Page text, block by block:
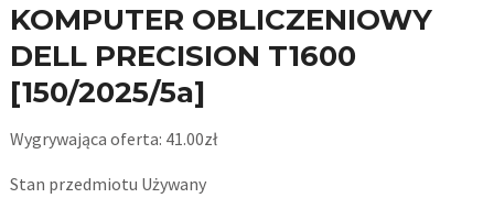
KOMPUTER OBLICZENIOWY
DELL PRECISION T1600
[150/2025/5a]
Wygrywająca oferta: 41.00zł
Stan przedmiotu Używany